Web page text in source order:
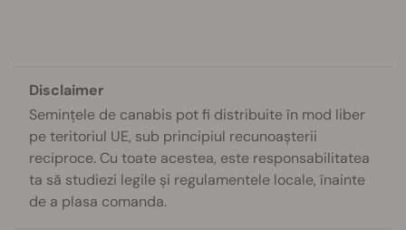
Disclaimer
Semințele de canabis pot fi distribuite în mod liber
pe teritoriul UE, sub principiul recunoașterii
reciproce. Cu toate acestea, este responsabilitatea
ta să studiezi legile și regulamentele locale, înainte
de a plasa comanda.